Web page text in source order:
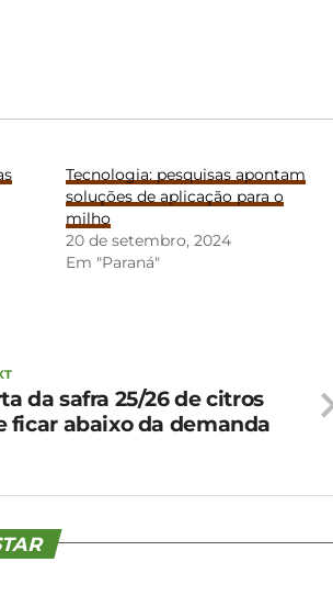
Tecnologia: pesquisas apontam
soluções de aplicação para o
milho
20 de setembro, 2024
Em "Paraná"
da safra 25/26 de citros
ficar abaixo da demanda